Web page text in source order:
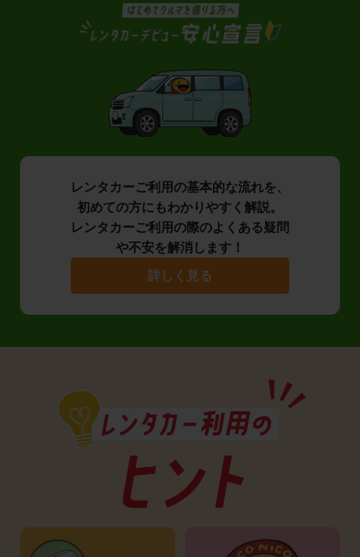
レンタカーご利用の基本的な流れを、
初めての方にもわかりやすく解説。
レンタカーご利用の際のよくある疑問
や不安を解消します！
詳しく見る